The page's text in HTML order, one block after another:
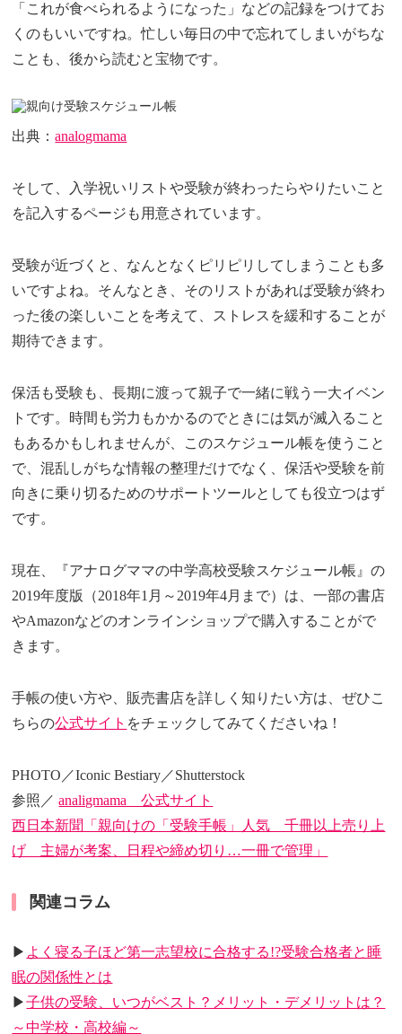
「これが食べられるようになった」などの記録をつけてお
くのもいいですね。忙しい毎日の中で忘れてしまいがちな
ことも、後から読むと宝物です。
出典：analogmama
そして、入学祝いリストや受験が終わったらやりたいこと
を記入するページも用意されています。
受験が近づくと、なんとなくピリピリしてしまうことも多
いですよね。そんなとき、そのリストがあれば受験が終わ
った後の楽しいことを考えて、ストレスを緩和することが
期待できます。
保活も受験も、長期に渡って親子で一緒に戦う一大イベン
トです。時間も労力もかかるのでときには気が滅入ること
もあるかもしれませんが、このスケジュール帳を使うこと
で、混乱しがちな情報の整理だけでなく、保活や受験を前
向きに乗り切るためのサポートツールとしても役立つはず
です。
現在、『アナログママの中学高校受験スケジュール帳』の
2019年度版（2018年1月～2019年4月まで）は、一部の書店
やAmazonなどのオンラインショップで購入することがで
きます。
手帳の使い方や、販売書店を詳しく知りたい方は、ぜひこ
ちらの公式サイト をチェックしてみてくださいね！
PHOTO／Iconic Bestiary／Shutterstock
参照／analigmama 公式サイト
西日本新聞「親向けの「受験手帳」人気 千冊以上売り上
げ 主婦が考案、日程や締め切り…一冊で管理」
関連コラム
▶ よく寝る子ほど第一志望校に合格する!?受験合格者と睡
眠の関係性とは
▶子供の受験、いつがベスト？メリット・デメリットは？
～中学校・高校編～